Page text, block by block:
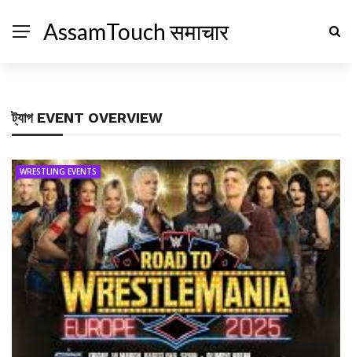
AssamTouch समाचार
ট্যাগ EVENT OVERVIEW
WRESTLING EVENTS